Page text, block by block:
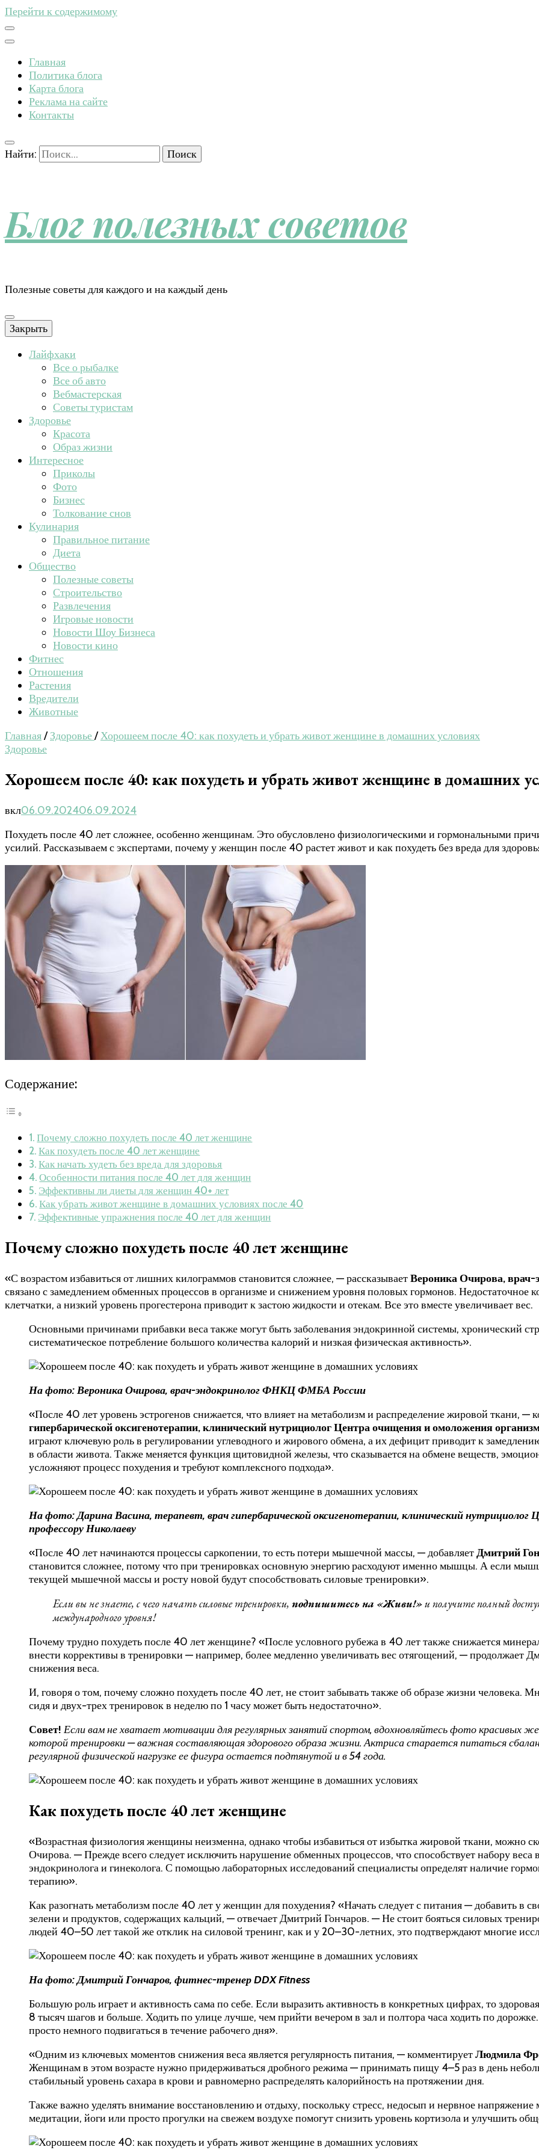
Перейти к содержимому
Главная
Политика блога
Карта блога
Реклама на сайте
Контакты
Найти:
Блог полезных советов
Полезные советы для каждого и на каждый день
Закрыть
Лайфхаки
Все о рыбалке
Все об авто
Вебмастерская
Советы туристам
Здоровье
Красота
Образ жизни
Интересное
Приколы
Фото
Бизнес
Толкование снов
Кулинария
Правильное питание
Диета
Общество
Полезные советы
Строительство
Развлечения
Игровые новости
Новости Шоу Бизнеса
Новости кино
Фитнес
Отношения
Растения
Вредители
Животные
Главная/ Здоровье/Хорошеем после 40: как похудеть и убрать живот женщине в домашних условиях
Здоровье
Хорошеем после 40: как похудеть и убрать живот женщине в домашних
вкл06.09.202406.09.2024
Похудеть после 40 лет сложнее, особенно женщинам. Это обусловлено физиологическими и гормональными
усилий. Рассказываем с экспертами, почему у женщин после 40 растет живот и как похудеть без вреда для
Содержание:
Почему сложно похудеть после 40 лет женщине
Как похудеть после 40 лет женщине
Как начать худеть без вреда для здоровья
Особенности питания после 40 лет для женщин
Эффективны ли диеты для женщин 40+ лет
Как убрать живот женщине в домашних условиях после 40
Эффективные упражнения после 40 лет для женщин
Почему сложно похудеть после 40 лет женщине
«С возрастом избавиться от лишних килограммов становится сложнее, — рассказываетВероника Очирова,
связано с замедлением обменных процессов в организме и снижением уровня половых гормонов. Недостаточное
клетчатки, а низкий уровень прогестерона приводит к застою жидкости и отекам. Все это вместе увеличивает вес.
Основными причинами прибавки веса также могут быть заболевания эндокринной системы, хронический
систематическое потребление большого количества калорий и низкая физическая активность».
На фото: Вероника Очирова, врач-эндокринолог ФНКЦ ФМБА России
«После 40 лет уровень эстрогенов снижается, что влияет на метаболизм и распределение жировой ткани, —
гипербарической оксигенотерапии, клинический нутрициолог Центра очищения и омоложения
играют ключевую роль в регулировании углеводного и жирового обмена, а их дефицит приводит к
в области живота. Также меняется функция щитовидной железы, что сказывается на обмене веществ,
усложняют процесс похудения и требуют комплексного подхода».
На фото: Дарина Васина, терапевт, врач гипербарической оксигенотерапии, клинический
профессору Николаеву
«После 40 лет начинаются процессы саркопении, то есть потери мышечной массы, — добавляетДмитрий
становится сложнее, потому что при тренировках основную энергию расходуют именно мышцы. А если
текущей мышечной массы и росту новой будут способствовать силовые тренировки».
Если вы не знаете, с чего начать силовые тренировки, подпишитесь на «Живи!»и получите полный
международного уровня!
Почему трудно похудеть после 40 лет женщине? «После условного рубежа в 40 лет также снижается
внести коррективы в тренировки — например, более медленно увеличивать вес отягощений, — продолжает
снижения веса.
И, говоря о том, почему сложно похудеть после 40 лет, не стоит забывать также об образе жизни человека.
сидя и двух-трех тренировок в неделю по 1 часу может быть недостаточно».
Совет! Если вам не хватает мотивации для регулярных занятий спортом, вдохновляйтесь фото красивых
которой тренировки — важная составляющая здорового образа жизни. Актриса старается питаться
регулярной физической нагрузке ее фигура остается подтянутой и в 54 года.
Как похудеть после 40 лет женщине
«Возрастная физиология женщины неизменна, однако чтобы избавиться от избытка жировой ткани, можно
Очирова. — Прежде всего следует исключить нарушение обменных процессов, что способствует набору веса
эндокринолога и гинеколога. С помощью лабораторных исследований специалисты определят наличие
терапию».
Как разогнать метаболизм после 40 лет у женщин для похудения? «Начать следует с питания — добавить в
зелени и продуктов, содержащих кальций, — отвечает Дмитрий Гончаров. — Не стоит бояться силовых
людей 40–50 лет такой же отклик на силовой тренинг, как и у 20–30-летних, это подтверждают многие
На фото: Дмитрий Гончаров, фитнес-тренер DDX Fitness
Большую роль играет и активность сама по себе. Если выразить активность в конкретных цифрах, то
8 тысяч шагов и больше. Ходить по улице лучше, чем прийти вечером в зал и полтора часа ходить по
просто немного подвигаться в течение рабочего дня».
«Одним из ключевых моментов снижения веса является регулярность питания, — комментируетЛюдмила
Женщинам в этом возрасте нужно придерживаться дробного режима — принимать пищу 4–5 раз в день
стабильный уровень сахара в крови и равномерно распределять калорийность на протяжении дня.
Также важно уделять внимание восстановлению и отдыху, поскольку стресс, недосып и нервное напряжение
медитации, йоги или просто прогулки на свежем воздухе помогут снизить уровень кортизола и улучшить